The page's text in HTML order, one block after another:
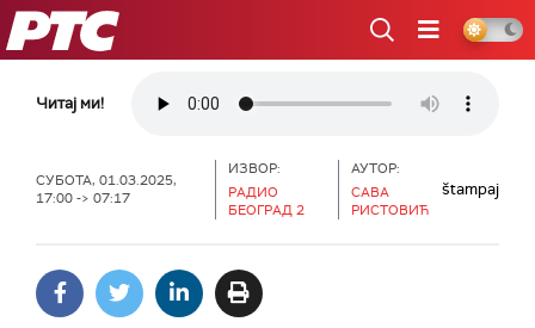
РТС
Читај ми!
СУБОТА, 01.03.2025,
17:00 -> 07:17
ИЗВОР:
РАДИО
БЕОГРАД 2
АУТОР:
САВА
РИСТОВИЋ
štampaj